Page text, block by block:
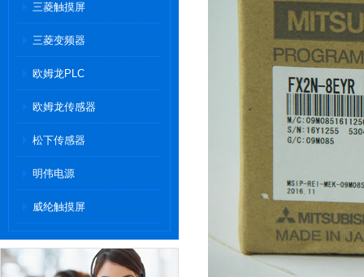
三菱触摸屏
三菱变频器
欧姆龙PLC
欧姆龙传感器
松下传感器
明伟电源
威纶触摸屏